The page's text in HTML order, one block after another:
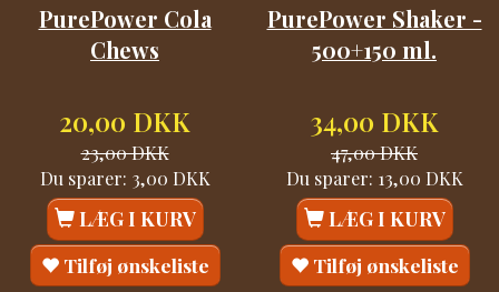
PurePower Cola
Chews
20,00 DKK
23,00 DKK
Du sparer: 3,00 DKK
LÆG I KURV
Tilføj ønskeliste
PurePower Shaker -
500+150 ml.
34,00 DKK
47,00 DKK
Du sparer: 13,00 DKK
LÆG I KURV
Tilføj ønskeliste